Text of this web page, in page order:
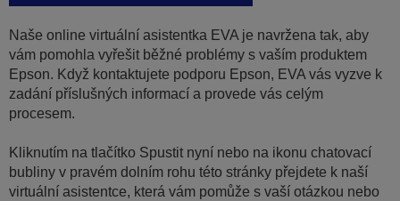
Naše online virtuální asistentka EVA je navržena tak, aby
vám pomohla vyřešit běžné problémy s vaším produktem
Epson. Když kontaktujete podporu Epson, EVA vás vyzve k
zadání příslušných informací a provede vás celým
procesem.
Kliknutím na tlačítko Spustit nyní nebo na ikonu chatovací
bubliny v pravém dolním rohu této stránky přejdete k naší
virtuální asistentce, která vám pomůže s vaší otázkou nebo